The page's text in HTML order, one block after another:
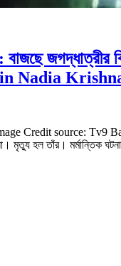
জগদ্ধাত্রীর
Nadia
Credit source: Tv9
মৃত্যু হল তাঁর। মর্মান্তিক